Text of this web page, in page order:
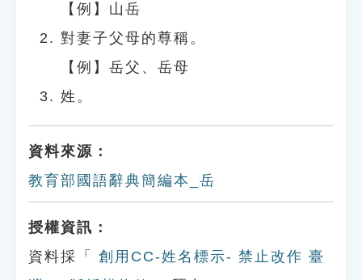
【例】山岳
對妻子父母的尊稱。
【例】岳父、岳母
姓。
資料來源：
教育部國語辭典簡編本_岳
授權資訊：
資料採「
創用CC-姓名標示- 禁止改作 臺